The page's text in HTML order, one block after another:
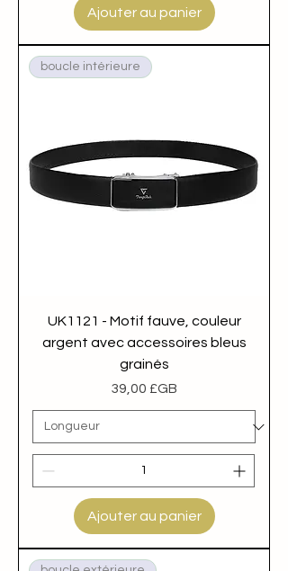
Ajouter au panier
boucle intérieure
UK1121 - Motif fauve, couleur
argent avec accessoires bleus
grainés
Prix
39,00 £GB
Ajouter au panier